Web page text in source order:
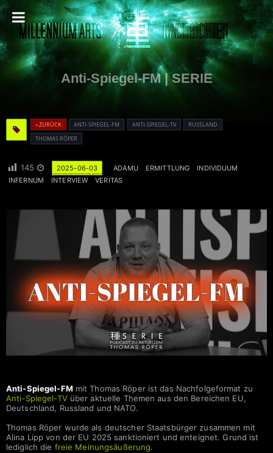
Anti-Spiegel-FM | SERIE
« ZURÜCK ANTI-SPIEGEL-FM ANTI-SPIEGEL-TV
RUSSLAND
THOMAS RÖPER
145 2025-06-03 ADAMU ERMITTLUNG
INDIVIDUUM
INFERNUM
INTERVIEW VERITAS
Anti-Spiegel-FM mit Thomas Röper ist das Nachfolgeformat zu
Anti-Spiegel-TVüber aktuelle Themen aus den Bereichen EU,
Deutschland, Russland und NATO.
Thomas Röper wurde als deutscher Staatsbürger zusammen mit
Alina Lipp von der EU 2025 sanktioniert und enteignet. Grund ist
lediglich die freie Meinungsäußerung.